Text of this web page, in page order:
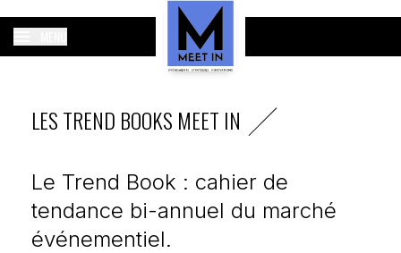
LES TREND BOOKS MEET IN
Le Trend Book : cahier de
tendance bi-annuel du marché
événementiel.